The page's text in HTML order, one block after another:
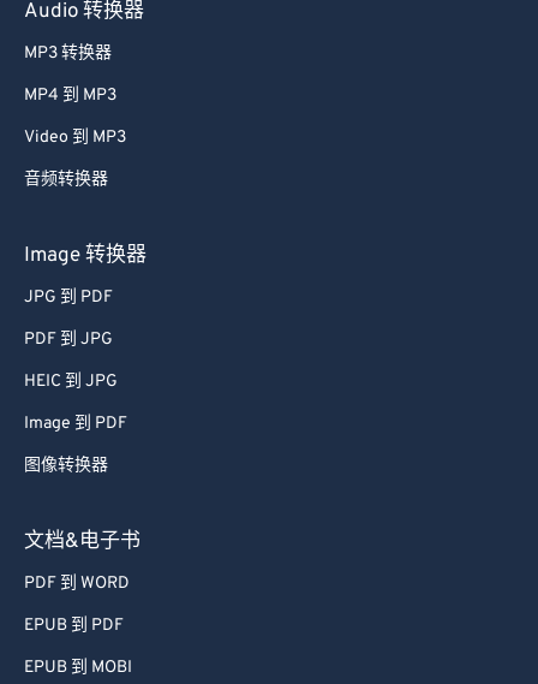
Audio 转换器
MP3 转换器
MP4 到 MP3
Video 到 MP3
音频转换器
Image 转换器
JPG 到 PDF
PDF 到 JPG
HEIC 到 JPG
Image 到 PDF
图像转换器
文档&电子书
PDF 到 WORD
EPUB 到 PDF
EPUB 到 MOBI